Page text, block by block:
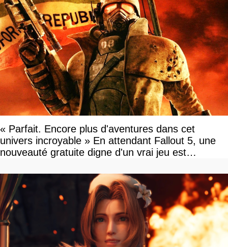
« Parfait. Encore plus d'aventures dans cet
univers incroyable » En attendant Fallout 5, une
nouveauté gratuite digne d'un vrai jeu est